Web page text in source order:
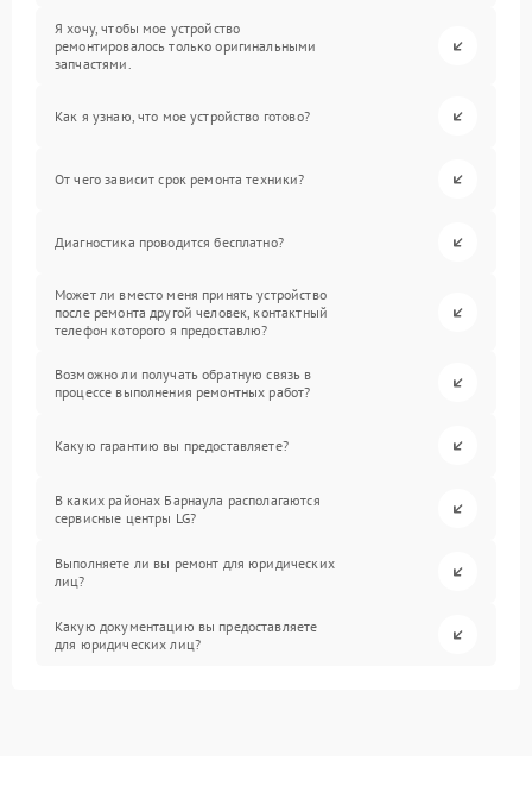
Я хочу, чтобы мое устройство
ремонтировалось только оригинальными
запчастями.
Как я узнаю, что мое устройство готово?
От чего зависит срок ремонта техники?
Диагностика проводится бесплатно?
Может ли вместо меня принять устройство
после ремонта другой человек, контактный
телефон которого я предоставлю?
Возможно ли получать обратную связь в
процессе выполнения ремонтных работ?
Какую гарантию вы предоставляете?
В каких районах Барнаула располагаются
сервисные центры LG?
Выполняете ли вы ремонт для юридических
лиц?
Какую документацию вы предоставляете
для юридических лиц?